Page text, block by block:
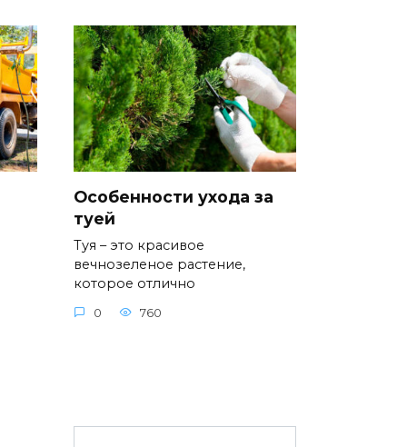
Особенности ухода за
туей
Туя – это красивое
вечнозеленое растение,
которое отлично
0 760